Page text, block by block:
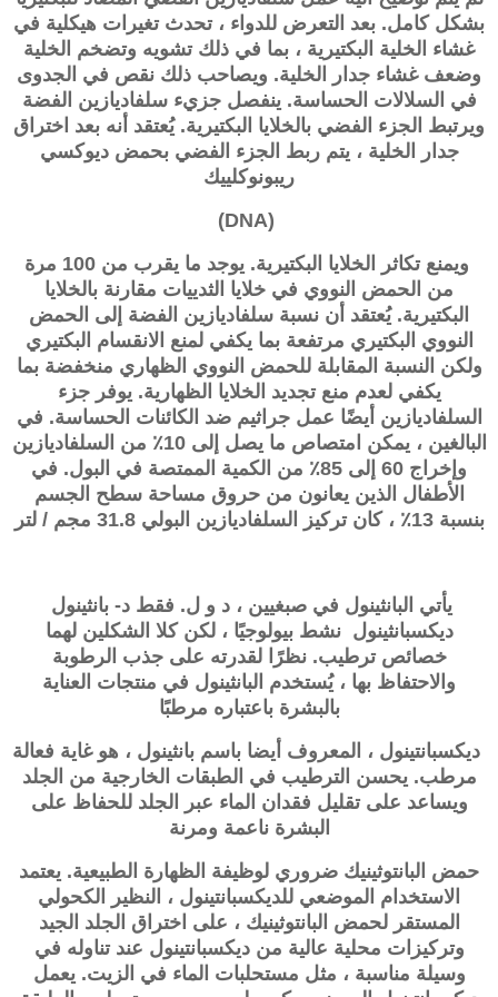
بشكل كامل. بعد التعرض للدواء ، تحدث تغيرات هيكلية في
غشاء الخلية البكتيرية ، بما في ذلك تشويه وتضخم الخلية
وضعف غشاء جدار الخلية. ويصاحب ذلك نقص في الجدوى
في السلالات الحساسة. ينفصل جزيء سلفاديازين الفضة
ويرتبط الجزء الفضي بالخلايا البكتيرية. يُعتقد أنه بعد اختراق
جدار الخلية ، يتم ربط الجزء الفضي بحمض ديوكسي
ريبونوكلييك
(DNA)
ويمنع تكاثر الخلايا البكتيرية. يوجد ما يقرب من 100 مرة
من الحمض النووي في خلايا الثدييات مقارنة بالخلايا
البكتيرية. يُعتقد أن نسبة سلفاديازين الفضة إلى الحمض
النووي البكتيري مرتفعة بما يكفي لمنع الانقسام البكتيري
ولكن النسبة المقابلة للحمض النووي الظهاري منخفضة بما
يكفي لعدم منع تجديد الخلايا الظهارية. يوفر جزء
السلفاديازين أيضًا عمل جراثيم ضد الكائنات الحساسة. في
البالغين ، يمكن امتصاص ما يصل إلى 10٪ من السلفاديازين
وإخراج 60 إلى 85٪ من الكمية الممتصة في البول. في
الأطفال الذين يعانون من حروق مساحة سطح الجسم
بنسبة 13٪ ، كان تركيز السلفاديازين البولي 31.8 مجم / لتر
يأتي البانثينول في صبغيين ، د و ل. فقط د- بانثينول
ديكسبانثينول نشط بيولوجيًا ، لكن كلا الشكلين لهما
خصائص ترطيب. نظرًا لقدرته على جذب الرطوبة
والاحتفاظ بها ، يُستخدم البانثينول في منتجات العناية
بالبشرة باعتباره مرطبًا
ديكسبانتينول ، المعروف أيضا باسم بانثينول ، هو غاية فعالة
مرطب. يحسن الترطيب في الطبقات الخارجية من الجلد
ويساعد على تقليل فقدان الماء عبر الجلد للحفاظ على
البشرة ناعمة ومرنة
حمض البانتوثينيك ضروري لوظيفة الظهارة الطبيعية. يعتمد
الاستخدام الموضعي للديكسبانتينول ، النظير الكحولي
المستقر لحمض البانتوثينيك ، على اختراق الجلد الجيد
وتركيزات محلية عالية من ديكسبانتينول عند تناوله في
وسيلة مناسبة ، مثل مستحلبات الماء في الزيت. يعمل